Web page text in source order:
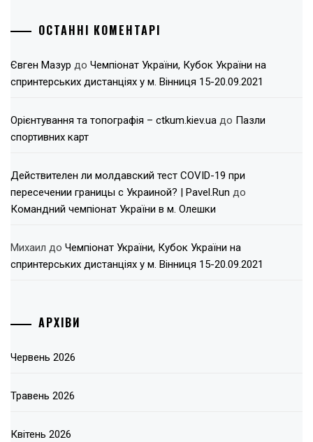
ОСТАННІ КОМЕНТАРІ
Євген Мазур до Чемпіонат України, Кубок України на
спринтерських дистанціях у м. Вінниця 15-20.09.2021
Орієнтування та топографія – ctkum.kiev.ua до Пазли
спортивних карт
Действителен ли молдавский тест COVID-19 при
пересечении границы с Украиной? | Pavel.Run до
Командний чемпіонат України в м. Олешки
Михаил до Чемпіонат України, Кубок України на
спринтерських дистанціях у м. Вінниця 15-20.09.2021
АРХІВИ
Червень 2026
Травень 2026
Квітень 2026